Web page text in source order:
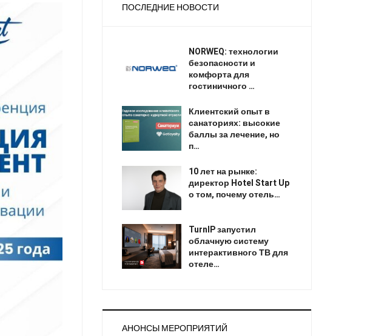
ПОСЛЕДНИЕ НОВОСТИ
NORWEQ: технологии
безопасности и
комфорта для
гостиничного …
Клиентский опыт в
санаториях: высокие
баллы за лечение, но
п…
10 лет на рынке:
директор Hotel Start Up
о том, почему отель…
TurnIP запустил
облачную систему
интерактивного ТВ для
отеле…
АНОНСЫ МЕРОПРИЯТИЙ